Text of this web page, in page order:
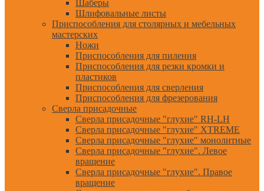
Шаберы
Шлифовальные листы
Приспособления для столярных и мебельных
мастерских
Ножи
Приспособления для пиления
Приспособления для резки кромки и
пластиков
Приспособления для сверления
Приспособления для фрезерования
Сверла присадочные
Сверла присадочные "глухие" RH-LH
Сверла присадочные "глухие" XTREME
Сверла присадочные "глухие" монолитные
Сверла присадочные "глухие". Левое
вращение
Сверла присадочные "глухие". Правое
вращение